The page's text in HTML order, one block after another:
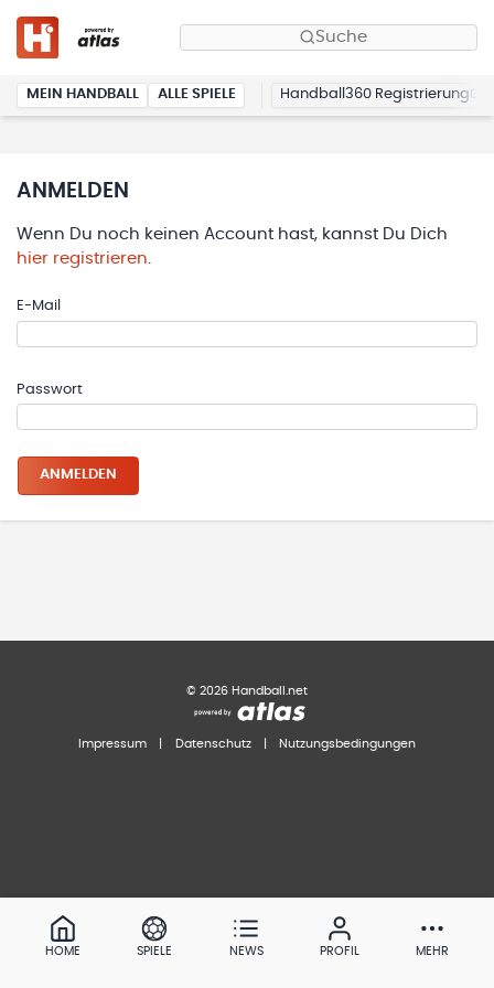
Suche
MEIN HANDBALL ALLE SPIELE Handball360 Registrierung
ANMELDEN
Wenn Du noch keinen Account hast, kannst Du Dich
hier registrieren.
E-Mail
Passwort
ANMELDEN
© 2026 Handball.net
Impressum Datenschutz Nutzungsbedingungen
HOME SPIELE NEWS PROFIL MEHR